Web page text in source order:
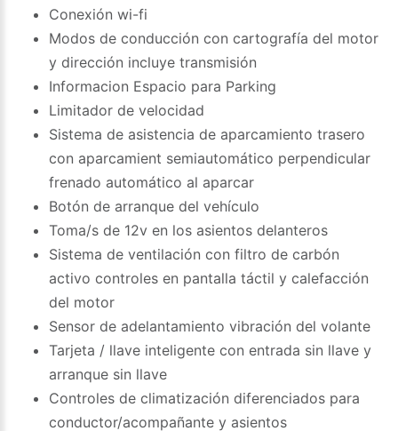
Conexión wi-fi
Modos de conducción con cartografía del motor
y dirección incluye transmisión
Informacion Espacio para Parking
Limitador de velocidad
Sistema de asistencia de aparcamiento trasero
con aparcamient semiautomático perpendicular
frenado automático al aparcar
Botón de arranque del vehículo
Toma/s de 12v en los asientos delanteros
Sistema de ventilación con filtro de carbón
activo controles en pantalla táctil y calefacción
del motor
Sensor de adelantamiento vibración del volante
Tarjeta / llave inteligente con entrada sin llave y
arranque sin llave
Controles de climatización diferenciados para
conductor/acompañante y asientos